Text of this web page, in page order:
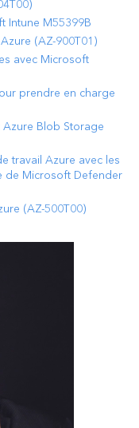
Intune M55399B
(AZ-900T01)
avec Microsoft
prendre en charge
Blob Storage
travail Azure avec les
de Microsoft Defender
(AZ-500T00)